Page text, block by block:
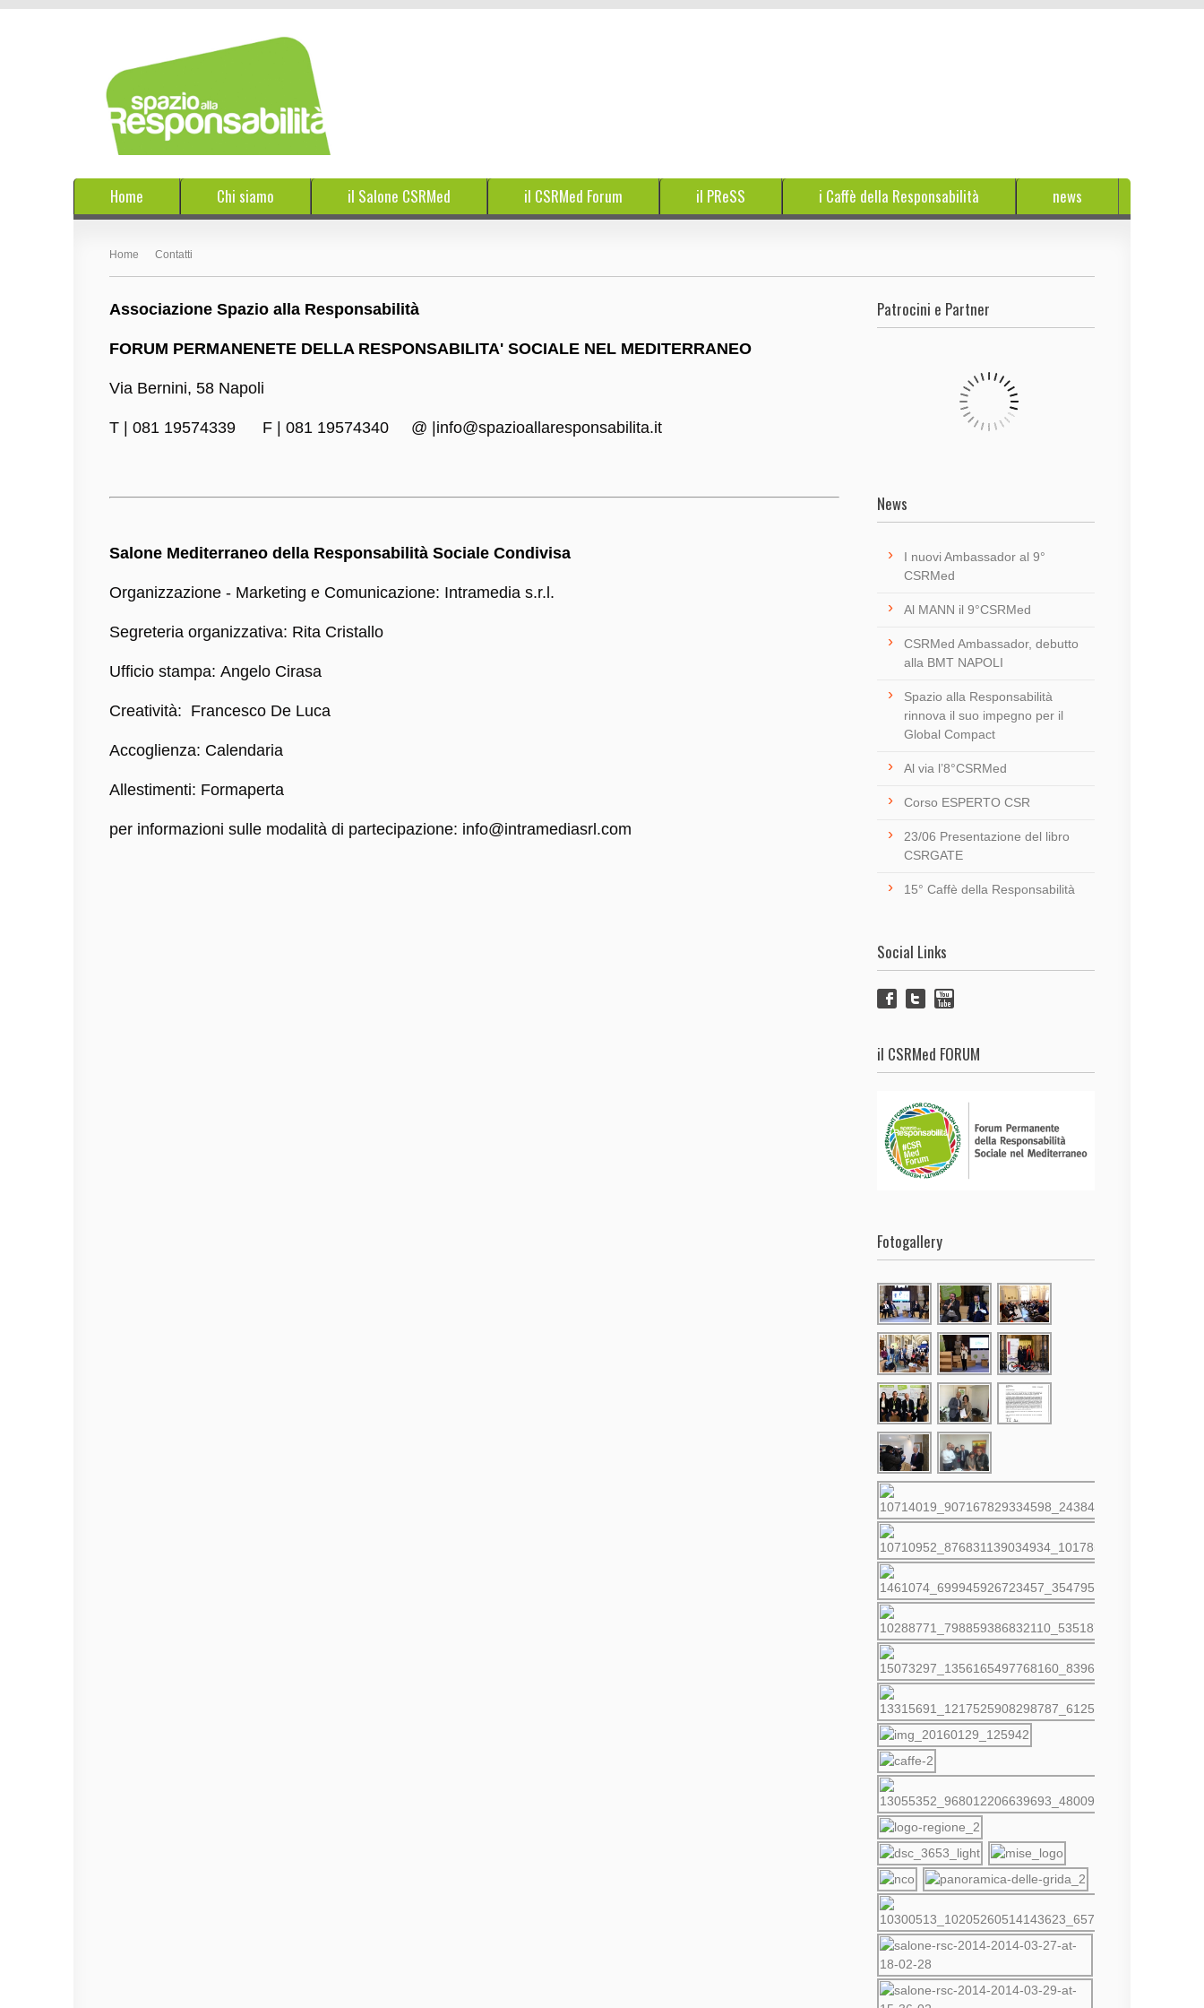
Home Chi siamo il Salone CSRMed il CSRMed Forum il PReSS i Caffè della Responsabilità news
Home Contatti
Associazione Spazio alla Responsabilità
FORUM PERMANENETE DELLA RESPONSABILITA' SOCIALE NEL MEDITERRANEO
Via Bernini, 58 Napoli
T | 081 19574339 F | 081 19574340 @ |info@spazioallaresponsabilita.it
Salone Mediterraneo della Responsabilità Sociale Condivisa
Organizzazione - Marketing e Comunicazione: Intramedia s.r.l.
Segreteria organizzativa: Rita Cristallo
Ufficio stampa: Angelo Cirasa
Creatività: Francesco De Luca
Accoglienza: Calendaria
Allestimenti: Formaperta
per informazioni sulle modalità di partecipazione: info@intramediasrl.com
Patrocini e Partner
News
I nuovi Ambassador al 9°
CSRMed
Al MANN il 9°CSRMed
CSRMed Ambassador, debutto
alla BMT NAPOLI
Spazio alla Responsabilità
rinnova il suo impegno per il
Global Compact
Al via l’8°CSRMed
Corso ESPERTO CSR
23/06 Presentazione del libro
CSRGATE
15° Caffè della Responsabilità
Social Links
il CSRMed FORUM
Fotogallery